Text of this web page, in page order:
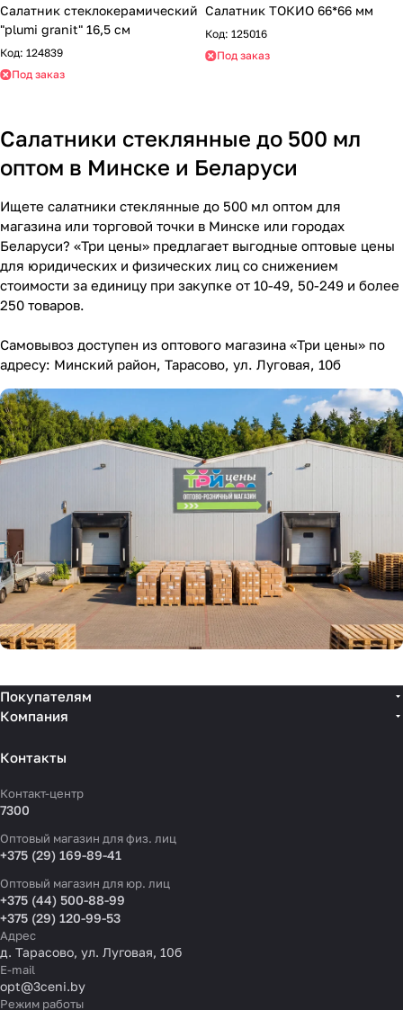
Салатник стеклокерамический
"plumi granit" 16,5 см
Код: 124839
Под заказ
Салатник ТОКИО 66*66 мм
Код: 125016
Под заказ
Салатники стеклянные до 500 мл
оптом в Минске и Беларуси
Ищете салатники стеклянные до 500 мл оптом для
магазина или торговой точки в Минске или городах
Беларуси? «Три цены» предлагает выгодные оптовые цены
для юридических и физических лиц со снижением
стоимости за единицу при закупке от 10-49, 50-249 и более
250 товаров.
Самовывоз доступен из оптового магазина «Три цены» по
адресу: Минский район, Тарасово, ул. Луговая, 10б
Покупателям
Компания
Контакты
Контакт-центр
7300
Оптовый магазин для физ. лиц
+375 (29) 169-89-41
Оптовый магазин для юр. лиц
+375 (44) 500-88-99
+375 (29) 120-99-53
Адрес
д. Тарасово, ул. Луговая, 10б
E-mail
opt@3ceni.by
Режим работы